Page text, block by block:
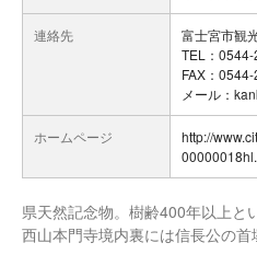
連絡先
富士宮市観
TEL：
FAX：
メール：
ホームページ
http://
県天然記念物。樹齢400年以上と
西山本門寺境内裏には信長公の首